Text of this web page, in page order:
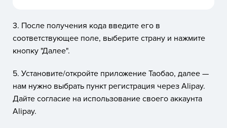
3. После получения кода введите его в
соответствующее поле, выберите страну и нажмите
кнопку "Далее".
5. Установите/откройте приложение Таобао, далее —
нам нужно выбрать пункт регистрация через Alipay.
Дайте согласие на использование своего аккаунта
Alipay.